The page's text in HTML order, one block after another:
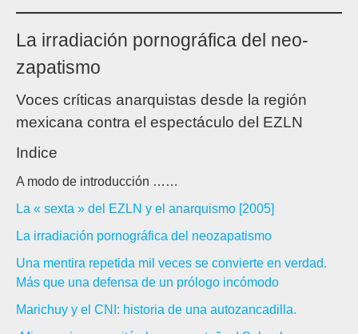
La irradiación pornográfica del neo-
zapatismo
Voces críticas anarquistas desde la región
mexicana contra el espectáculo del EZLN
Indice
A modo de introducción ……
La « sexta » del EZLN y el anarquismo [2005]
La irradiación pornográfica del neozapatismo
Una mentira repetida mil veces se convierte en verdad.
Más que una defensa de un prólogo incómodo
Marichuy y el CNI: historia de una autozancadilla.